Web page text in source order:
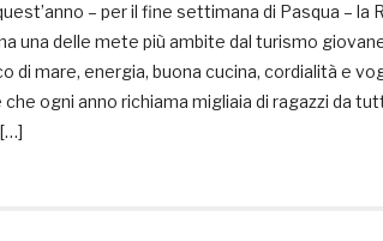
– per il fine settimana di Pasqua – la
una delle mete più ambite dal turismo
di mare, energia, buona cucina, cordialità e
ogni anno richiama migliaia di ragazzi da